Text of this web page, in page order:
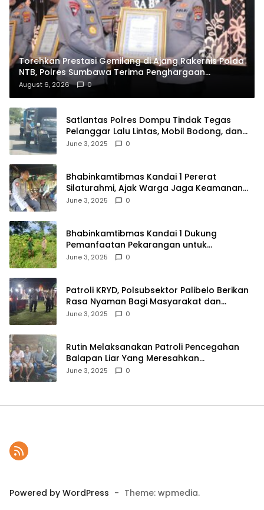
Torehkan Prestasi Gemilang di Ajang Rakernis Polda
NTB, Polres Sumbawa Terima Penghargaan
Pelayanan Prima Kapolri
August 6, 2026 0
Satlantas Polres Dompu Tindak Tegas
Pelanggar Lalu Lintas, Mobil Bodong, dan
Kendaraan Tak Bayar Pajak
June 3, 2025 0
Bhabinkamtibmas Kandai 1 Pererat
Silaturahmi, Ajak Warga Jaga Keamanan
Lingkungan
June 3, 2025 0
Bhabinkamtibmas Kandai 1 Dukung
Pemanfaatan Pekarangan untuk
Ketahanan Pangan Menuju Indonesia Emas
June 3, 2025 0
Patroli KRYD, Polsubsektor Palibelo Berikan
Rasa Nyaman Bagi Masyarakat dan
Antisipasi Aksi Menjurus Premanisme
June 3, 2025 0
Rutin Melaksanakan Patroli Pencegahan
Balapan Liar Yang Meresahkan
Masyarakat, Polsek Soromandi
June 3, 2025 0
Powered by WordPress - Theme: wpmedia.